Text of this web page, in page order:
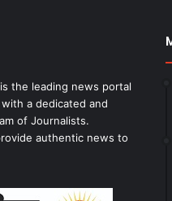
the leading news portal
a dedicated and
of Journalists.
authentic news to